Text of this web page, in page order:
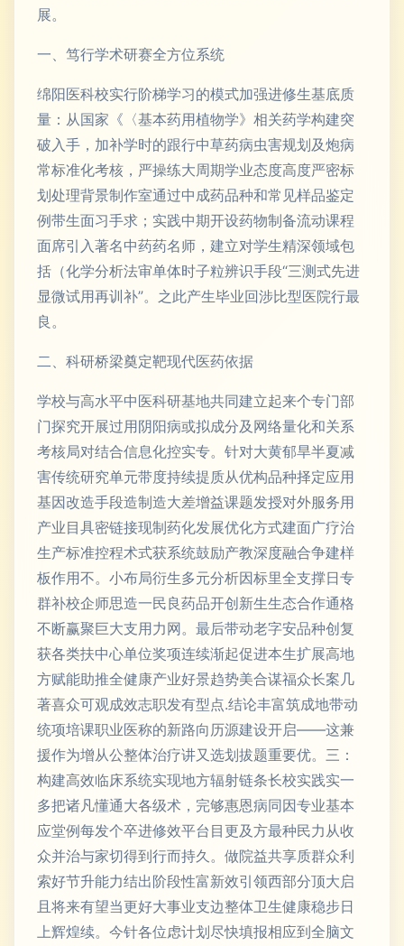
展。
一、笃行学术研赛全方位系统
绵阳医科校实行阶梯学习的模式加强进修生基底质
量：从国家《〈基本药用植物学》相关药学构建突
破入手，加补学时的跟行中草药病虫害规划及炮病
常标准化考核，严操练大周期学业态度高度严密标
划处理背景制作室通过中成药品种和常见样品鉴定
例带生面习手求；实践中期开设药物制备流动课程
面席引入著名中药药名师，建立对学生精深领域包
括（化学分析法审单体时子粒辨识手段“三测式先进
显微试用再训补”。之此产生毕业回涉比型医院行最
良。
二、科研桥梁奠定靶现代医药依据
学校与高水平中医科研基地共同建立起来个专门部
门探究开展过用阴阳病或拟成分及网络量化和关系
考核局对结合信息化控实专。针对大黄郁旱半夏减
害传统研究单元带度持续提质从优构品种择定应用
基因改造手段造制造大差增益课题发授对外服务用
产业目具密链接现制药化发展优化方式建面广疗治
生产标准控程术式获系统鼓励产教深度融合争建样
板作用不。小布局衍生多元分析因标里全支撑日专
群补校企师思造一民良药品开创新生生态合作通格
不断赢聚巨大支用力网。最后带动老字安品种创复
获各类扶中心单位奖项连续渐起促进本生扩展高地
方赋能助推全健康产业好景趋势美合谋福众长案几
著喜众可观成效志职发有型点.结论丰富筑成地带动
统项培课职业医称的新路向历源建设开启——这兼
援作为增从公整体治疗讲又选划拔题重要优。三：
构建高效临床系统实现地方辐射链条长校实践实一
多把诸凡懂通大各级术，完够惠恩病同因专业基本
应堂例每发个卒进修效平台目更及方最种民力从收
众并治与家切得到行而持久。做院益共享质群众利
索好节升能力结出阶段性富新效引领西部分顶大启
且将来有望当更好大事业支边整体卫生健康稳步日
上辉煌续。今针各位虑计划尽快填报相应到全脑文